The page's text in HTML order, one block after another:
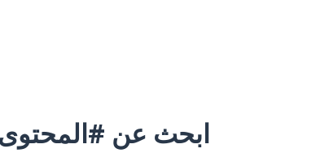
ابحث عن #المحتوى